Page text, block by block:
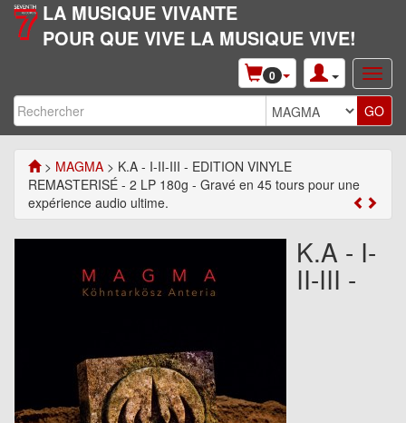
LA MUSIQUE VIVANTE
POUR QUE VIVE LA MUSIQUE VIVE!
0
> MAGMA > K.A - I-II-III - EDITION VINYLE
REMASTERISÉ - 2 LP 180g - Gravé en 45 tours pour une
expérience audio ultime.
K.A - I-
II-III -